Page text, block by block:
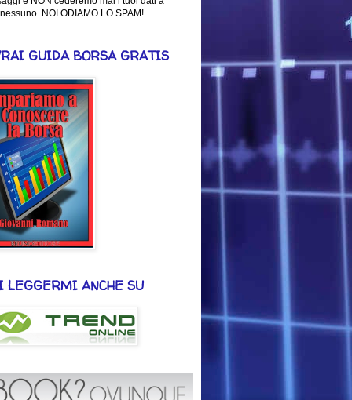
nessuno. NOI ODIAMO LO SPAM!
GUIDA BORSA GRATIS
LEGGERMI ANCHE SU